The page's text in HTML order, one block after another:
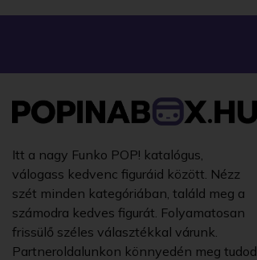
Itt a nagy Funko POP! katalógus,
válogass kedvenc figuráid között. Nézz
szét minden kategóriában, találd meg a
számodra kedves figurát. Folyamatosan
frissülő széles választékkal várunk.
Partneroldalunkon könnyedén meg tudod